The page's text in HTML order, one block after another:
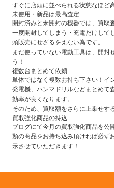
すぐに店頭に並べられる状態なほど
未使用・新品は最高査定
開封済みと未開封の機器では、買取
一度開封してしまう・充電だけして
頭販売にせざるをえない為です。
まだ使っていない電動工具は、開封
う！
複数台まとめて依頼
単体ではなく複数お持ち下さい！イ
発電機、ハンマドリルなどまとめて
効率が良くなります。
そのため、買取額をさらに上乗せす
買取強化商品の持込
ブログにて今月の買取強化商品を公
類の商品をお持ち込み頂ければ必ず
示させていただきます！